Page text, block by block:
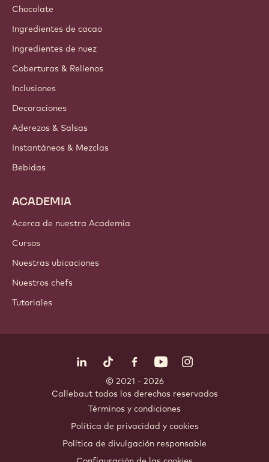
Chocolate
Ingredientes de cacao
Ingredientes de nuez
Coberturas & Rellenos
Inclusiones
Decoraciones
Aderezos & Salsas
Instantáneos & Mezclas
Bebidas
ACADEMIA
Acerca de nuestra Academia
Cursos
Nuestras ubicaciones
Nuestros chefs
Tutoriales
LinkedIn Opens in a new window.
TikTok Opens in a new window.
Facebook Opens in a new
YouTubeInstagram
© 2021 - 2026
Callebaut. todos los derechos reservados
Términos y condiciones
Política de privacidad y cookies
Política de divulgación responsable